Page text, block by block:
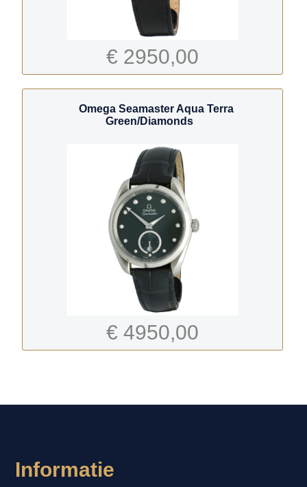
€ 2950,00
Omega Seamaster Aqua Terra
Green/Diamonds
€ 4950,00
Informatie